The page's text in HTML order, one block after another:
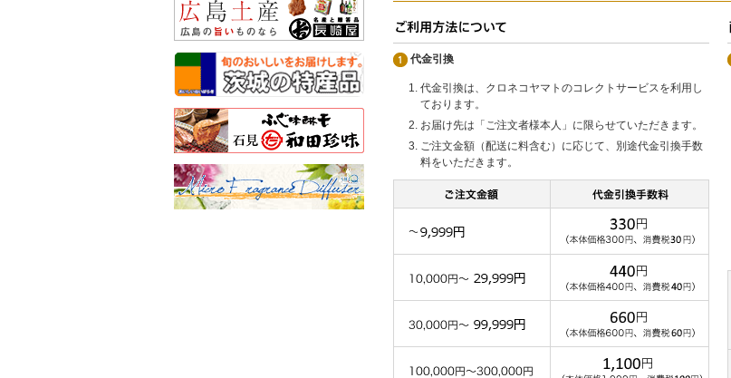
代金引換
代金引換は、クロネコヤマトのコレクトサービスを利用し
ております。
お届け先は「ご注文者様本人」に限らせていただきます。
ご注文金額（配送に料含む）に応じて、別途代金引換手数
料をいただきます。